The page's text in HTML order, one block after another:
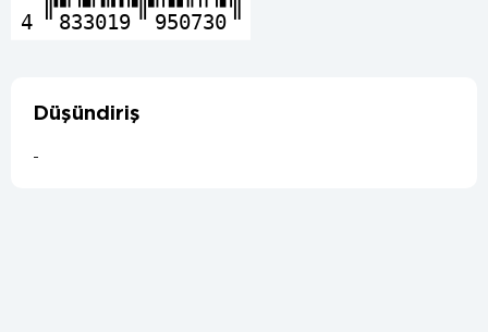
4 833019 950730
Düşündiriş
-